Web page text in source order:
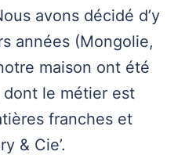
avons décidé d’y
années (Mongolie,
maison ont été
dont le métier est
franches et
& Cie’.